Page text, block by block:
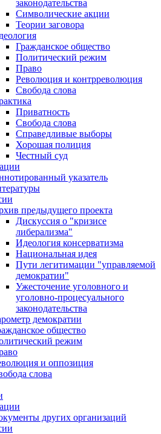
законодательства
Символические акции
Теории заговора
Гражданское общество
Политический режим
Право
Революция и контрреволюция
Свобода слова
Приватность
Свобода слова
Справедливые выборы
Хорошая полиция
Честный суд
указатель
предыдущего проекта
Дискуссия о "кризисе
либерализма"
Идеология консерватизма
Национальная идея
Пути легитимации "управляемой
демократии"
Ужесточение уголовного и
уголовно-процесуального
законодательства
демократии
общество
режим
и оппозиция
слова
других организаций